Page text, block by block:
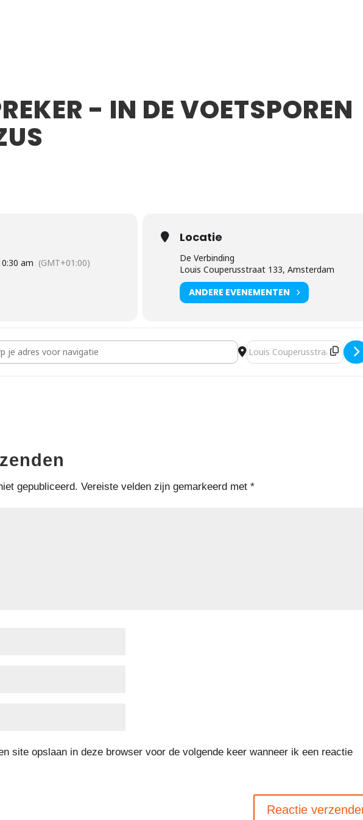
- IN DE VOETSPOREN
am (GMT+01:00)
Locatie
De Verbinding
Louis Couperusstraat 133, Amsterdam
ANDERE EVENEMENTEN
- Gastspreker - In de voetsporen van Jezus [7cotGeAni] Bestemmingsadres -
gepubliceerd. Vereiste velden zijn gemarkeerd met*
site opslaan in deze browser voor de volgende keer wanneer ik een reactie